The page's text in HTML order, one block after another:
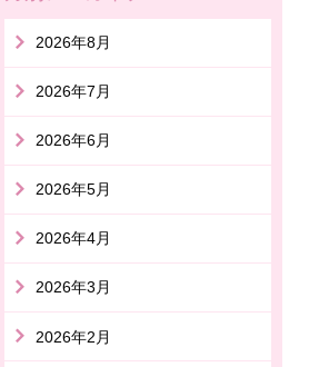
2026年8月
2026年7月
2026年6月
2026年5月
2026年4月
2026年3月
2026年2月